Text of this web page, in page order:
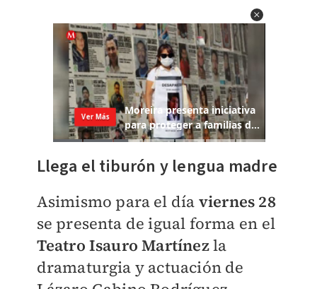
Llega el tiburón y lengua madre
Asimismo para el día viernes 28
se presenta de igual forma en el
Teatro Isauro Martínezla
dramaturgia y actuación de